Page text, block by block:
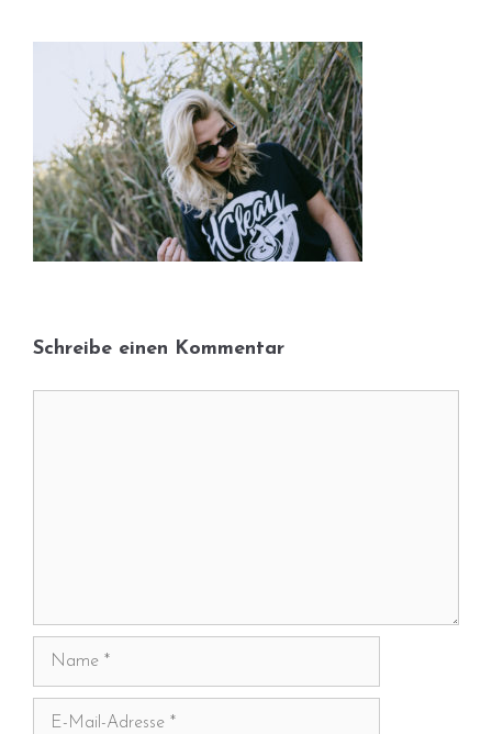
Schreibe einen Kommentar
Name